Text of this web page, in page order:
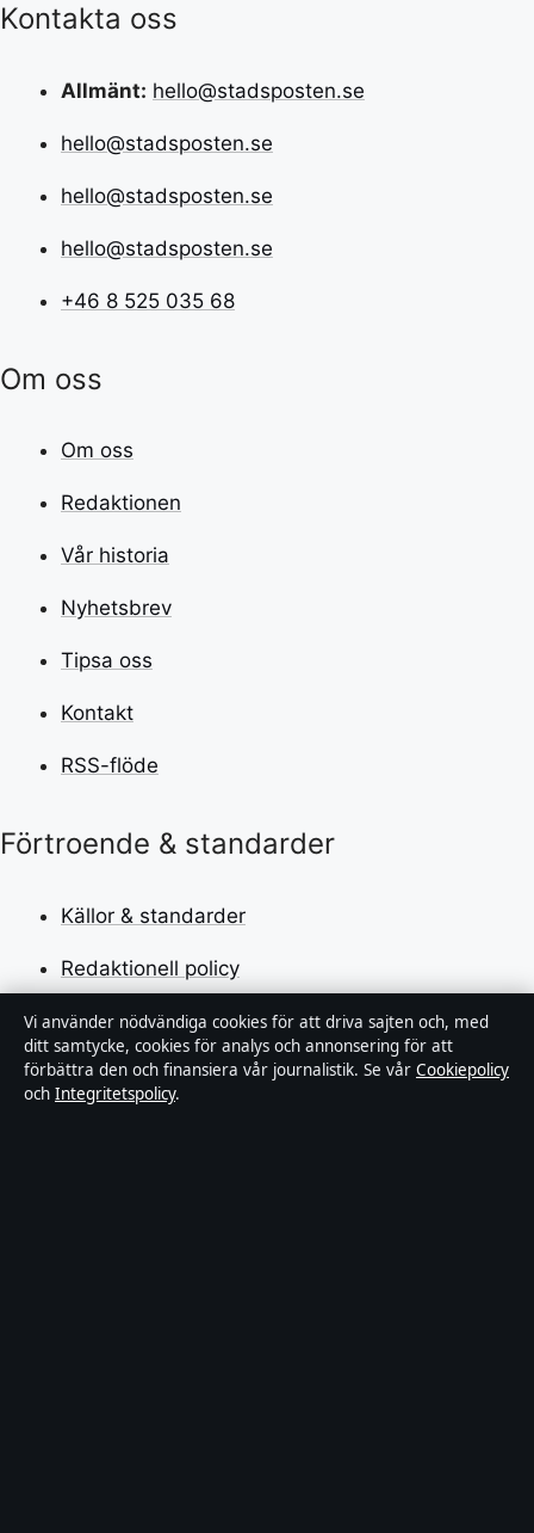
Kontakta oss
Allmänt: hello@stadsposten.se
hello@stadsposten.se
hello@stadsposten.se
hello@stadsposten.se
+46 8 525 035 68
Om oss
Om oss
Redaktionen
Vår historia
Nyhetsbrev
Tipsa oss
Kontakt
RSS-flöde
Förtroende & standarder
Källor & standarder
Redaktionell policy
Rättelsepolicy
Faktagranskningspolicy
Vi använder nödvändiga cookies för att driva sajten och, med
ditt samtycke, cookies för analys och annonsering för att
förbättra den och finansiera vår journalistik. Se vår Cookiepolicy
och Integritetspolicy.